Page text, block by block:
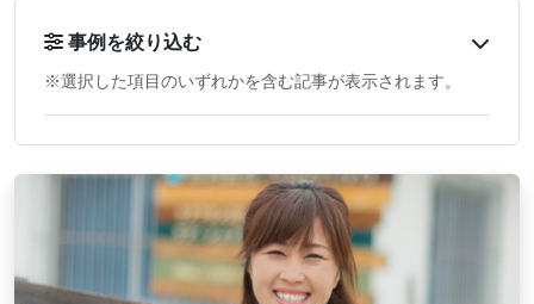
事例を絞り込む
※選択した項目のいずれかを含む記事が表示されます。